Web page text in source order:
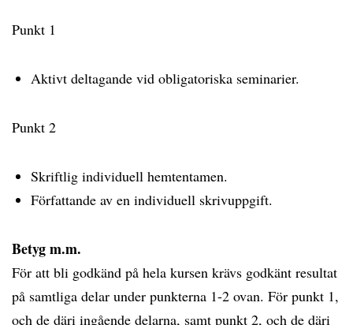
Punkt 1
Aktivt deltagande vid obligatoriska seminarier.
Punkt 2
Skriftlig individuell hemtentamen.
Författande av en individuell skrivuppgift.
Betyg m.m.
För att bli godkänd på hela kursen krävs godkänt resultat
på samtliga delar under punkterna 1-2 ovan. För punkt 1,
och de däri ingående delarna, samt punkt 2, och de däri